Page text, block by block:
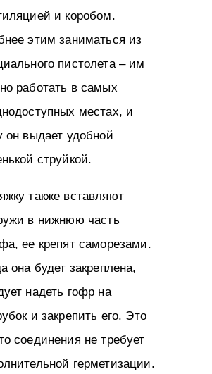
и коробом.
этим заниматься из
пистолета – им
работать в самых
местах, и
он выдает удобной
струйкой.
также вставляют
в нижнюю часть
ее крепят саморезами.
она будет закреплена,
надеть гофр на
и закрепить его. Это
соединения не требует
герметизации.